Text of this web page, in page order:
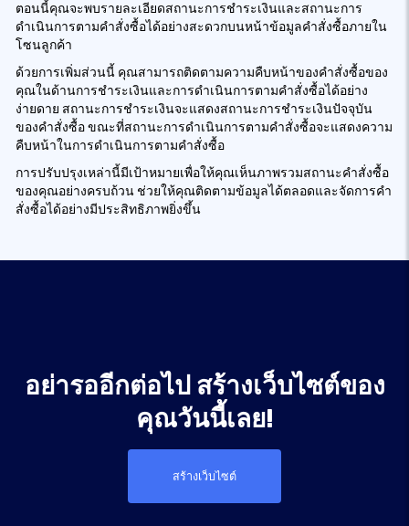
ตอนนี้คุณจะพบรายละเอียดสถานะการชำระเงินและสถานะการ
ดำเนินการตามคำสั่งซื้อได้อย่างสะดวกบนหน้าข้อมูลคำสั่งซื้อภายใน
โซนลูกค้า
ด้วยการเพิ่มส่วนนี้ คุณสามารถติดตามความคืบหน้าของคำสั่งซื้อของ
คุณในด้านการชำระเงินและการดำเนินการตามคำสั่งซื้อได้อย่าง
ง่ายดาย สถานะการชำระเงินจะแสดงสถานะการชำระเงินปัจจุบัน
ของคำสั่งซื้อ ขณะที่สถานะการดำเนินการตามคำสั่งซื้อจะแสดงความ
คืบหน้าในการดำเนินการตามคำสั่งซื้อ
การปรับปรุงเหล่านี้มีเป้าหมายเพื่อให้คุณเห็นภาพรวมสถานะคำสั่งซื้อ
ของคุณอย่างครบถ้วน ช่วยให้คุณติดตามข้อมูลได้ตลอดและจัดการคำ
สั่งซื้อได้อย่างมีประสิทธิภาพยิ่งขึ้น
อย่ารออีกต่อไป สร้างเว็บไซต์ของ
คุณวันนี้เลย!
สร้างเว็บไซต์